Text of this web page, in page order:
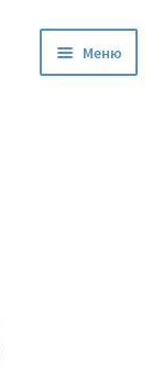
Меню